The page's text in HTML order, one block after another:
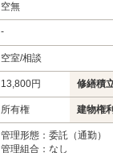
空無
-
空室/相談
13,800円 修繕積
所有権 建物権利
管理形態：委託（通勤）
管理組合：なし